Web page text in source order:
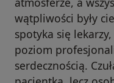
wątpliwości były
spotyka się
poziom
serdecznością.